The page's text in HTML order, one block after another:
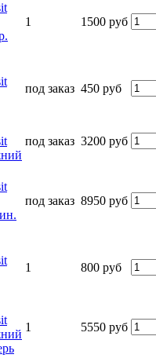
1 1500 руб
под заказ 450 руб
под заказ 3200 руб
под заказ 8950 руб
1 800 руб
1 5550 руб